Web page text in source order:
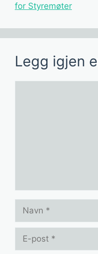
for Styremøter
Legg igjen
post